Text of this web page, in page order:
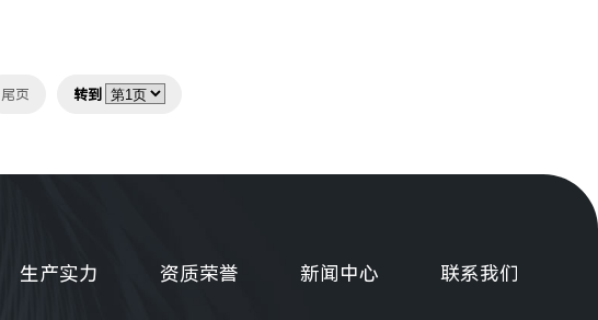
尾页 转到
生产实力 资质荣誉 新闻中心 联系我们